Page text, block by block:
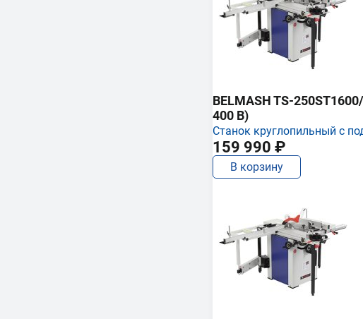
BELMASH TS-
400 В)
Станок круглопильный с
159 990 ₽
В корзину